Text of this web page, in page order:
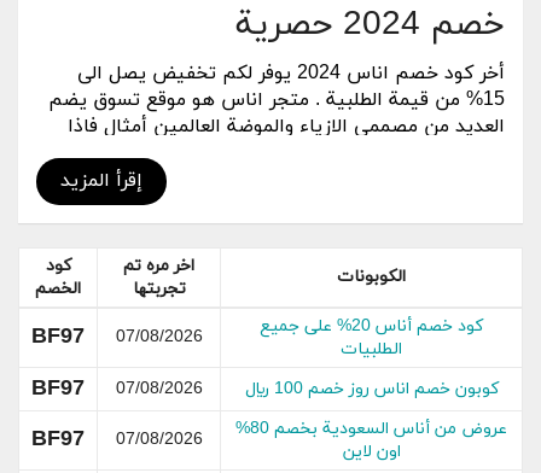
إقرأ المزيد
خصم 2024 حصرية
أخركود خصم اناس 2024
يوفر لكم تخفيض يصل الى
15% من قيمة الطلبية . متجر اناس هو موقع تسوق يضم
العديد من مصممى الازياء والموضة العالمين أمثال فاذا
كنتى و دولتشي اند غابانا و سيلف بورتريت و لورا ميرسيه
وهو بهدا أفضل وجهة لمن تبحث عن الاناقة و التمييز و
الفخامة والاطلالة العصرية موقع أناس هو موقع الماركات
2016 كأحد المواقع التابعة لمجموعة الطاير وموقع أناس
الدي يشمل أكثر من 150 ماركة فاخرة من الماركات التي
ابدعها المصممين العالمين و من أنحاء الشرق الأوسط
كوبون 2024.
جدول باحدث كوبون خصم اناس المتوفرة
عنوان اكواد الخصم
حالة
رمز
الكوبونات
اخر مره تم
تجربتها
كود
الخصم
كود خصم أناس 20% على جميع
الطلبيات
07/08/2026
BF97
كوبون خصم اناس روز خصم 100 ريال 07/08/2026
BF97
عروض من أناس السعودية بخصم 80%
اون لاين
07/08/2026
BF97